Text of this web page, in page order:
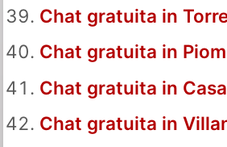
Chat gratuita in
Chat gratuita in
Chat gratuita in
Chat gratuita in